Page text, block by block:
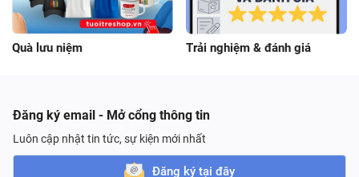
Quà lưu niệm Trải nghiệm & đánh giá
Đăng ký email - Mở cổng thông tin
Luôn cập nhật tin tức, sự kiện mới nhất
Đăng ký tại đây